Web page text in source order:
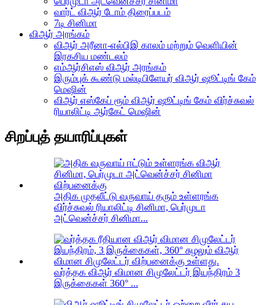
வார்ட் விஆர் டோம் திரைப்படம்
7டி சினிமா
விஆர் அரங்கம்
விஆர் அரீனா-எல்பிஇ காலம் மற்றும் வெளியின்
இரகசிய மண்டலம்
எம்ஆர்சிஎஸ் விஆர் அரங்கம்
இரும்புக் கூண்டு மல்டிபிளேயர் விஆர் ஷூட்டிங் கேம்
மெஷின்
விஆர் எஸ்கேப் ரூம் விஆர் ஷூட்டிங் கேம் விர்ச்சுவல்
ரியாலிட்டி ஆர்கேட் மெஷின்
சிறப்புத் தயாரிப்புகள்
அதிக முதலீட்டு வருவாய் தரும் உள்ளரங்க
விர்ச்சுவல் ரியாலிட்டி சினிமா, பெர்முடா
அட்வென்ச்சர் சினிமா...
வர்த்தக விஆர் விமான சிமுலேட்டர் இயந்திரம் 3
இருக்கைகள் 360° ...